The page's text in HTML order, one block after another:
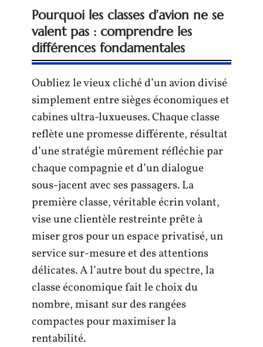
Pourquoi les classes d’avion ne se
valent pas : comprendre les
différences fondamentales
Oubliez le vieux cliché d’un avion divisé
simplement entre sièges économiques et
cabines ultra-luxueuses. Chaque classe
reflète une promesse différente, résultat
d’une stratégie mûrement réfléchie par
chaque compagnie et d’un dialogue
sous-jacent avec ses passagers. La
première classe, véritable écrin volant,
vise une clientèle restreinte prête à
miser gros pour un espace privatisé, un
service sur-mesure et des attentions
délicates. A l’autre bout du spectre, la
classe économique fait le choix du
nombre, misant sur des rangées
compactes pour maximiser la
rentabilité.